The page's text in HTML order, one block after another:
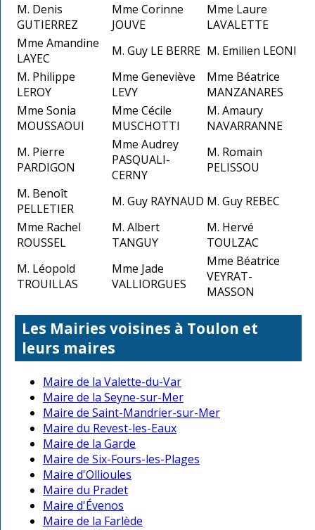
M. Denis
GUTIERREZ
Mme Corinne
JOUVE
Mme Laure
LAVALETTE
Mme Amandine
LAYEC
M. Guy LE BERRE M. Emilien LEONI
M. Philippe
LEROY
Mme Geneviève
LEVY
Mme Béatrice
MANZANARES
Mme Sonia
MOUSSAOUI
Mme Cécile
MUSCHOTTI
M. Amaury
NAVARRANNE
M. Pierre
PARDIGON
Mme Audrey
PASQUALI-
CERNY
M. Romain
PELISSOU
M. Benoît
PELLETIER
M. Guy RAYNAUD M. Guy REBEC
Mme Rachel
ROUSSEL
M. Albert
TANGUY
M. Hervé
TOULZAC
M. Léopold
TROUILLAS
Mme Jade
VALLIORGUES
Mme Béatrice
VEYRAT-
MASSON
Les Mairies voisines à Toulon et
leurs maires
Maire de la Valette-du-Var
Maire de la Seyne-sur-Mer
Maire de Saint-Mandrier-sur-Mer
Maire du Revest-les-Eaux
Maire de la Garde
Maire de Six-Fours-les-Plages
Maire d'Ollioules
Maire du Pradet
Maire d'Évenos
Maire de la Farlède